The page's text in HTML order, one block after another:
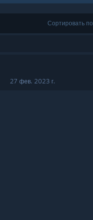
Сортировать по
27 фев. 2023 г.